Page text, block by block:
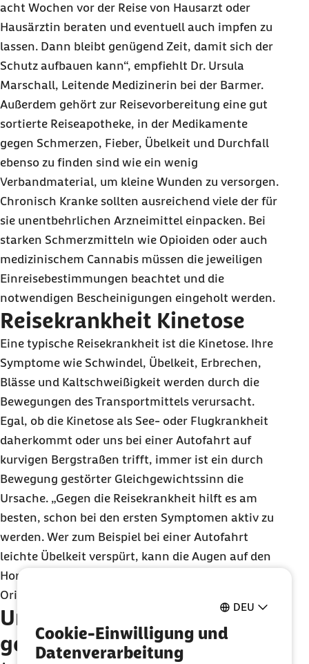
DEU
Cookie-Einwilligung und
Datenverarbeitung
acht Wochen vor der Reise von Hausarzt oder
Hausärztin beraten und eventuell auch impfen zu
lassen. Dann bleibt genügend Zeit, damit sich der
Schutz aufbauen kann“, empfiehlt Dr. Ursula
Marschall, Leitende Medizinerin bei der Barmer.
Außerdem gehört zur Reisevorbereitung eine gut
sortierte Reiseapotheke, in der Medikamente
gegen Schmerzen, Fieber, Übelkeit und Durchfall
ebenso zu finden sind wie ein wenig
Verbandmaterial, um kleine Wunden zu versorgen.
Chronisch Kranke sollten ausreichend viele der für
sie unentbehrlichen Arzneimittel einpacken. Bei
starken Schmerzmitteln wie Opioiden oder auch
medizinischem Cannabis müssen die jeweiligen
Einreisebestimmungen beachtet und die
notwendigen Bescheinigungen eingeholt werden.
Reisekrankheit Kinetose
Eine typische Reisekrankheit ist die Kinetose. Ihre
Symptome wie Schwindel, Übelkeit, Erbrechen,
Blässe und Kaltschweißigkeit werden durch die
Bewegungen des Transportmittels verursacht.
Egal, ob die Kinetose als See- oder Flugkrankheit
daherkommt oder uns bei einer Autofahrt auf
kurvigen Bergstraßen trifft, immer ist ein durch
Bewegung gestörter Gleichgewichtssinn die
Ursache. „Gegen die Reisekrankheit hilft es am
besten, schon bei den ersten Symptomen aktiv zu
werden. Wer zum Beispiel bei einer Autofahrt
leichte Übelkeit verspürt, kann die Augen auf den
Horizont richten. Das gibt den Augen feste
Orientierung“, rät Marschall.
Urlaubsfreuden bewusst
genießen